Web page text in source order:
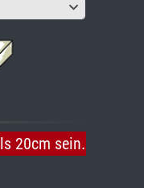
20cm sein.